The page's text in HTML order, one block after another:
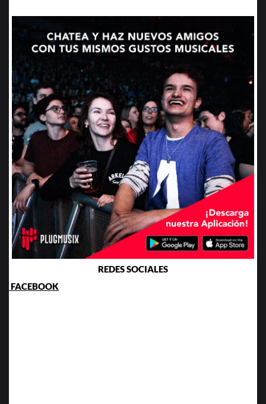
REDES SOCIALES
FACEBOOK